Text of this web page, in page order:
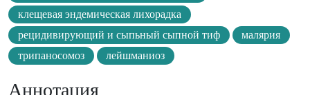
клещевая эндемическая лихорадка
рецидивирующий и сыпьный сыпной тиф
малярия
трипаносомоз
лейшманиоз
Аннотация